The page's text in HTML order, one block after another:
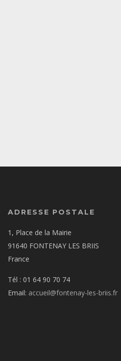
ADRESSE POSTALE
1, Place de la Mairie
91640 FONTENAY LES BRIIS
France
Tél : 01 64 90 70 74
Email: accueil@fontenay-les-briis.fr